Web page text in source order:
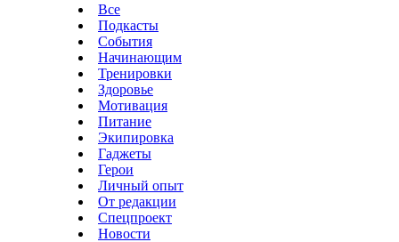
Все
Подкасты
События
Начинающим
Тренировки
Здоровье
Мотивация
Питание
Экипировка
Гаджеты
Герои
Личный опыт
От редакции
Спецпроект
Новости